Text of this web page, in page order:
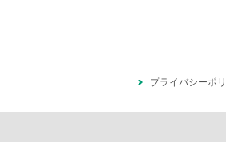
プライバシーポ